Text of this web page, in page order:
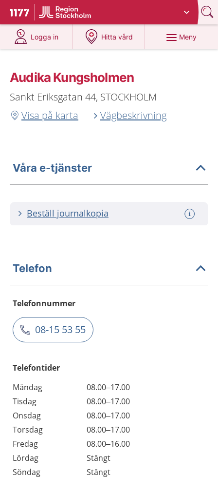
Till startsidan för 1177
Du har valt region
Logga in
på 1177.se
Hitta vård
på 1177.se
Meny
Audika Kungsholmen
Sankt Eriksgatan 44, STOCKHOLM
Visa på karta
Vägbeskrivning
Våra e-tjänster
Beställ journalkopia
Telefon
Telefonnummer
08-15 53 55
Telefontider
Måndag
08.00–17.00
Tisdag
08.00–17.00
Onsdag
08.00–17.00
Torsdag
08.00–17.00
Fredag
08.00–16.00
Lördag
Stängt
Söndag
Stängt